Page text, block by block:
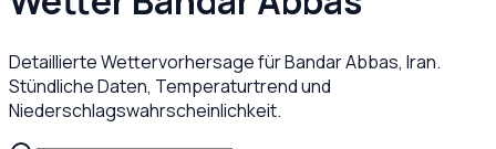
Detaillierte Wettervorhersage fürBandar Abbas, Iran.
Stündliche Daten, Temperaturtrend und
Niederschlagswahrscheinlichkeit.